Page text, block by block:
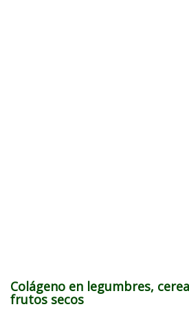
Colágeno en legumbres,
frutos secos